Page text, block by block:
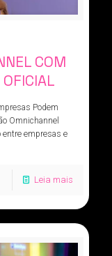
COM
Podem
Omnichannel
empresas e
Leia mais